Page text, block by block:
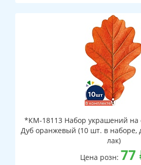
*КМ-18113 Набор украшений на
Дуб оранжевый (10 шт. в наборе,
лак)
Цена розн: 77